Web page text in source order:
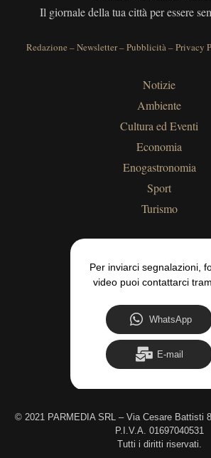
Il giornale della tua città per essere
Redazione –Newsletter–Pubblicità–Privacy
Notizie
Ambiente
Cultura ed Eventi
Economia
Enogastronomia
Sport
Turismo
Per inviarci segnalazioni,
video puoi contattarci
WhatsApp
E-mail
© 2021 PARMEDIA SRL – Via Cesare Battisti
P.I.V.A. 01697040531
Tutti i diritti riservati.